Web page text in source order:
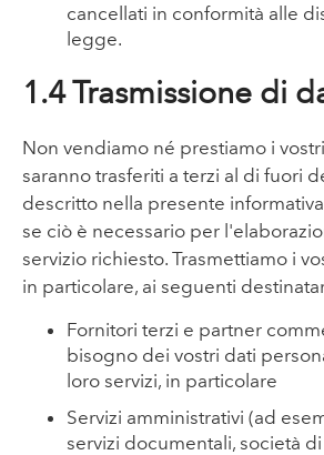
cancellati in conformità alle
legge.
1.4 Trasmissione di
Non vendiamo né prestiamo i
saranno trasferiti a terzi al di fuori
descritto nella presente
se ciò è necessario per
servizio richiesto. Trasmettiamo i
in particolare, ai seguenti
Fornitori terzi e partner
bisogno dei vostri dati
loro servizi, in particolare
Servizi amministrativi (ad
servizi documentali, società